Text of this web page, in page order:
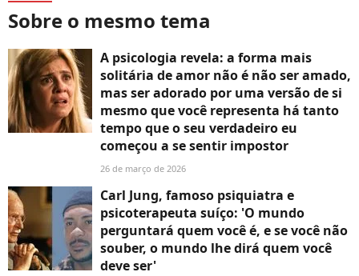
Sobre o mesmo tema
A psicologia revela: a forma mais
solitária de amor não é não ser amado,
mas ser adorado por uma versão de si
mesmo que você representa há tanto
tempo que o seu verdadeiro eu
começou a se sentir impostor
26 de março de 2026
Carl Jung, famoso psiquiatra e
psicoterapeuta suíço: 'O mundo
perguntará quem você é, e se você não
souber, o mundo lhe dirá quem você
deve ser'